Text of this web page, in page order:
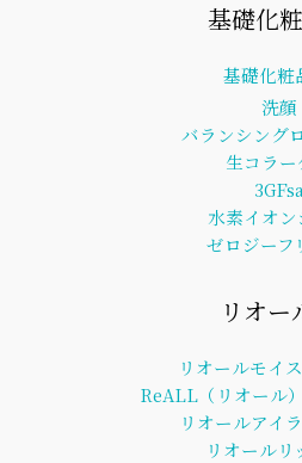
基礎化
基礎化粧
洗顔
バランシング
生コラー
3GFsa
水素イオ
ゼロジーフ
リオー
リオールモイ
ReALL（リオール
リオールアイ
リオールリ